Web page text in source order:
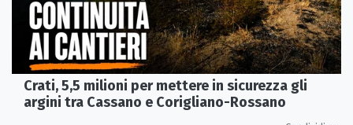
Crati, 5,5 milioni per mettere in sicurezza gli
argini tra Cassano e Corigliano-Rossano